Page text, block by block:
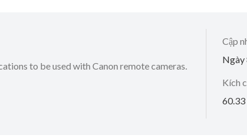
to be used with Canon remote cameras.
Cập
Ngày
Kích